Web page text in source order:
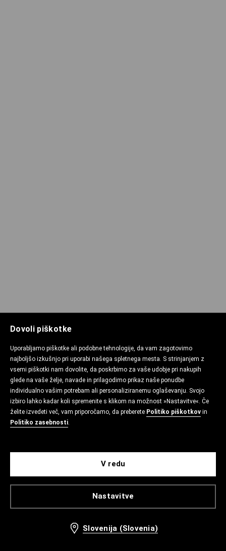
Dovoli piškotke
Uporabljamo piškotke ali podobne tehnologije, da vam zagotovimo
najboljšo izkušnjo pri uporabi našega spletnega mesta. S strinjanjem z
vsemi piškotki nam dovolite, da poskrbimo za vaše udobje pri nakupih
glede na vaše želje, navade in prilagodimo prikaz naše ponudbe
individualno vašim potrebam ali personaliziranemu oglaševanju. Svojo
izbiro lahko kadar koli spremenite s klikom na možnost »Nastavitve«. Če
želite izvedeti več, vam priporočamo, da preberete Politiko piškotkov in
Politiko zasebnosti.
Nastavitve
V redu
Slovenija (Slovenia)